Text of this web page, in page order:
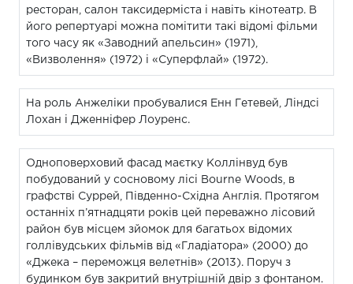
ресторан, салон таксидерміста і навіть кінотеатр. В
його репертуарі можна помітити такі відомі фільми
того часу як «Заводний апельсин» (1971),
«Визволення» (1972) і «Суперфлай» (1972).
На роль Анжеліки пробувалися Енн Гетевей, Ліндсі
Лохан і Дженніфер Лоуренс.
Одноповерховий фасад маєтку Коллінвуд був
побудований у сосновому лісі Bourne Woods, в
графстві Суррей, Південно-Східна Англія. Протягом
останніх п’ятнадцяти років цей переважно лісовий
район був місцем зйомок для багатьох відомих
голлівудських фільмів від «Гладіатора» (2000) до
«Джека – переможця велетнів» (2013). Поруч з
будинком був закритий внутрішній двір з фонтаном.